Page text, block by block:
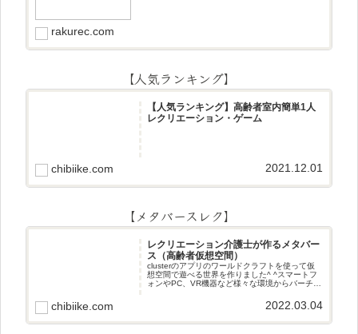
rakurec.com
【人気ランキング】
【人気ランキング】高齢者室内簡単1人
レクリエーション・ゲーム
chibiike.com 2021.12.01
【メタバースレク】
レクリエーション介護士が作るメタバー
ス（高齢者仮想空間）
clusterのアプリのワールドクラフトを使って仮
想空間で遊べる世界を作りました^ ^スマートフ
ォンやPC、VR機器など様々な環境からバーチャ
chibiike.com 2022.03.04